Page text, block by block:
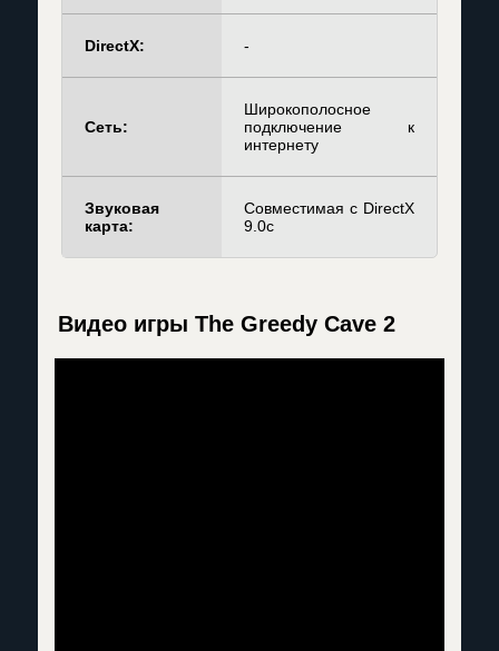
DirectX: -
Сеть:
Широкополосное
подключение к
интернету
Звуковая
карта:
Совместимая с DirectX
9.0c
Видео игры The Greedy Cave 2